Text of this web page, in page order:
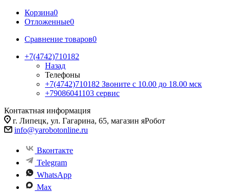
Корзина0
Отложенные0
Сравнение товаров0
+7(4742)710182
Назад
Телефоны
+7(4742)710182 Звоните с 10.00 до 18.00 мск
+79086041103 сервис
Контактная информация
г. Липецк, ул. Гагарина, 65, магазин яРобот
info@yarobotonline.ru
Вконтакте
Telegram
WhatsApp
Max